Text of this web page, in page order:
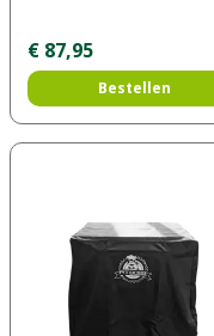
€ 87,95
Bestellen